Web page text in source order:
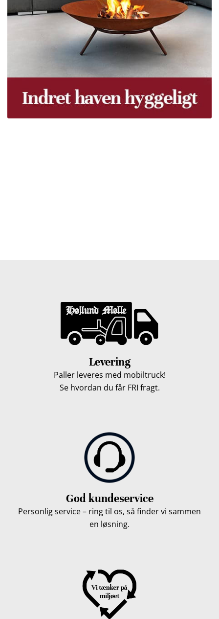
Levering
Paller leveres med mobiltruck!
Se hvordan du får FRI fragt.
God kundeservice
Personlig service – ring til os, så finder vi sammen
en løsning.